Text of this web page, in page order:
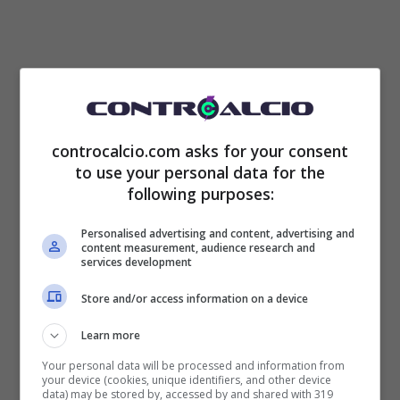
Fortunatamente per l’ex rossonero la netta
superiorità dei suoi compagni è emersa
del solito Mbappé e di Vitinha ilPSGha
vigilia. Nella capitale francese però ormai più
di un tifoso, più di un giornalista, più di una
testata sportiva, si interroga sul rendimento di
controcalcio.com asks for your consent
to use your personal data for the
following purposes:
Personalised advertising and content, advertising and
content measurement, audience research and
services development
Store and/or access information on a device
Learn more
Your personal data will be processed and information from
your device (cookies, unique identifiers, and other device
data) may be stored by, accessed by and shared with 319